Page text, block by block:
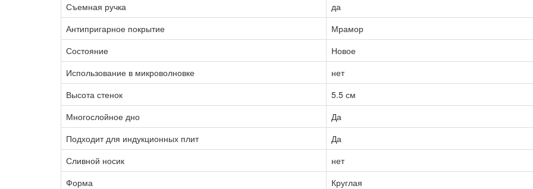
Съемная ручка
да
Антипригарное покрытие
Мрамор
Состояние
Новое
Использование в микроволновке
нет
Высота стенок
5.5 см
Многослойное дно
Да
Подходит для индукционных плит
Да
Сливной носик
нет
Форма
Круглая